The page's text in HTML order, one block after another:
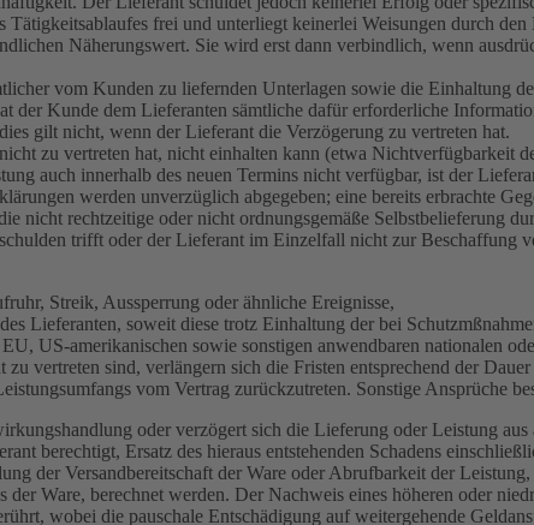
frei und unterliegt keinerlei Weisungen durch
Näherungswert. Sie wird erst dann verbindlich, wenn
vom Kunden zu liefernden Unterlagen sowie die Einhaltung
der Kunde dem Lieferanten sämtliche dafür erforderliche
gilt nicht, wenn der Lieferant die Verzögerung zu vertreten hat.
zu vertreten hat, nicht einhalten kann (etwa
auch innerhalb des neuen Termins nicht verfügbar, ist der
werden unverzüglich abgegeben; eine bereits erbrachte
nicht rechtzeitige oder nicht ordnungsgemäße Selbstbelieferung
trifft oder der Lieferant im Einzelfall nicht zur Beschaffung
Streik, Aussperrung oder ähnliche Ereignisse,
Lieferanten, soweit diese trotz Einhaltung der bei
US-amerikanischen sowie sonstigen anwendbaren nationalen
vertreten sind, verlängern sich die Fristen entsprechend der
vom Vertrag zurückzutreten. Sonstige Ansprüche
oder verzögert sich die Lieferung oder Leistung
berechtigt, Ersatz des hieraus entstehenden Schadens
der Versandbereitschaft der Ware oder Abrufbarkeit der
Ware, berechnet werden. Der Nachweis eines höheren oder
wobei die pauschale Entschädigung auf weitergehende